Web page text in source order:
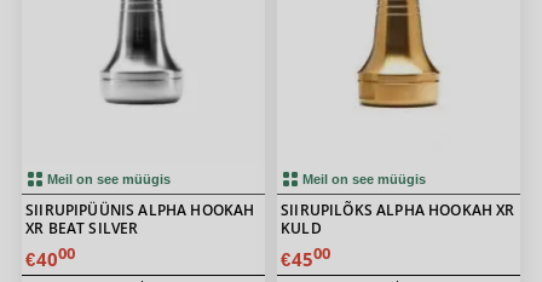
Meil on see müügis
SIIRUPIPÜÜNIS ALPHA HOOKAH
XR BEAT SILVER
€4000
Meil on see müügis
SIIRUPILÕKS ALPHA HOOKAH XR
KULD
€4500